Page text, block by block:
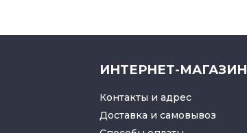
ИНТЕРНЕТ-МАГАЗИН
Контакты и адрес
Доставка и самовывоз